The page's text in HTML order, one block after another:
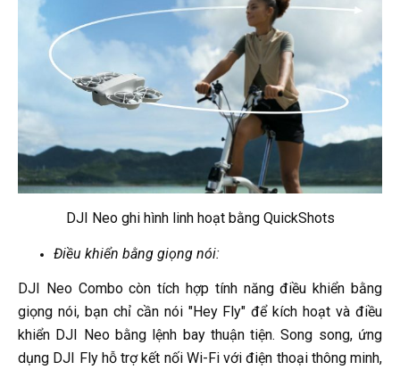
DJI Neo ghi hình linh hoạt bằng QuickShots
Điều khiển bằng giọng nói:
DJI Neo Combo còn tích hợp tính năng điều khiển bằng
giọng nói, bạn chỉ cần nói "Hey Fly" để kích hoạt và điều
khiển DJI Neo bằng lệnh bay thuận tiện. Song song, ứng
dụng DJI Fly hỗ trợ kết nối Wi-Fi với điện thoại thông minh,